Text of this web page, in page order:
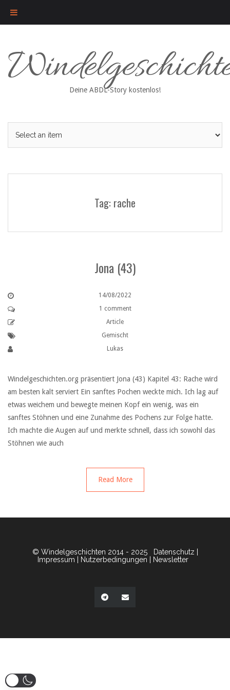
content
Deine ABDL-Story kostenlos!
Tag: rache
Jona (43)
14/08/2022
1 comment
Article
Gemischt
Lukas
Windelgeschichten.org präsentiert Jona (43) Kapitel 43: Rache wird
am besten kalt serviert Ein sanftes Pochen weckte mich. Ich lag auf
etwas weichem und bewegte meinen Kopf ein wenig, was ein
sanftes Stöhnen und eine Zunahme des Pochens zur Folge hatte.
Ich machte die Augen auf und merkte schnell, dass ich sowohl das
Stöhnen wie auch
Read More
© Windelgeschichten 2014 - 2025 Datenschutz
Impressum
Nutzerbedingungen Newsletter